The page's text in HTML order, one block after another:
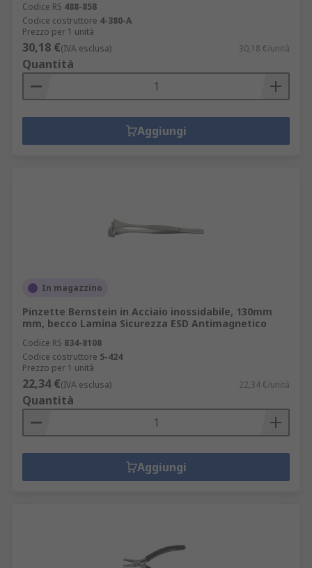
Codice RS 488-858
Codice costruttore 4-380-A
Prezzo per 1 unità
30,18 €(IVA esclusa) 30,18 €/unità
Quantità
Aggiungi
In magazzino
Pinzette Bernstein in Acciaio inossidabile, 130mm
mm, becco Lamina Sicurezza ESD Antimagnetico
Codice RS 834-8108
Codice costruttore 5-424
Prezzo per 1 unità
22,34 €(IVA esclusa) 22,34 €/unità
Quantità
Aggiungi